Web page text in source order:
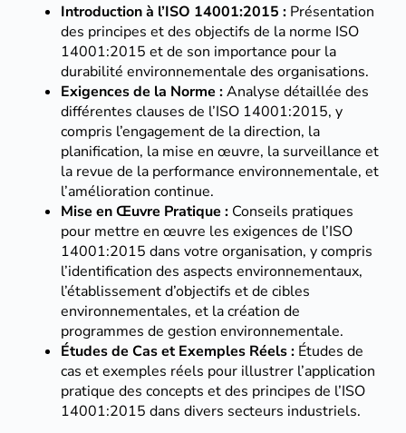
Introduction à l’ISO 14001:2015 :Présentation
des principes et des objectifs de la norme ISO
14001:2015 et de son importance pour la
durabilité environnementale des organisations.
Exigences de la Norme :Analyse détaillée des
différentes clauses de l’ISO 14001:2015, y
compris l’engagement de la direction, la
planification, la mise en œuvre, la surveillance et
la revue de la performance environnementale, et
l’amélioration continue.
Mise en Œuvre Pratique :Conseils pratiques
pour mettre en œuvre les exigences de l’ISO
14001:2015 dans votre organisation, y compris
l’identification des aspects environnementaux,
l’établissement d’objectifs et de cibles
environnementales, et la création de
programmes de gestion environnementale.
Études de Cas et Exemples Réels :Études de
cas et exemples réels pour illustrer l’application
pratique des concepts et des principes de l’ISO
14001:2015 dans divers secteurs industriels.